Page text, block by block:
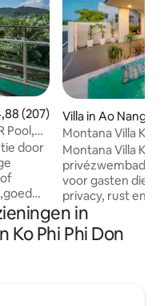
beoordeling van
(207)
Pool,
die je
een
Villa in Ao Nang
Montana Villa
uitzicht vanaf het
Montana Villa
privézwembad in
voor gasten die
privacy, rust en
een rustige
minuten van Ao
restaurants en
in
Phi Phi Don